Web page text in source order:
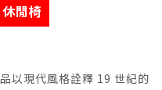
閒椅
以現代風格詮釋 19 世紀的